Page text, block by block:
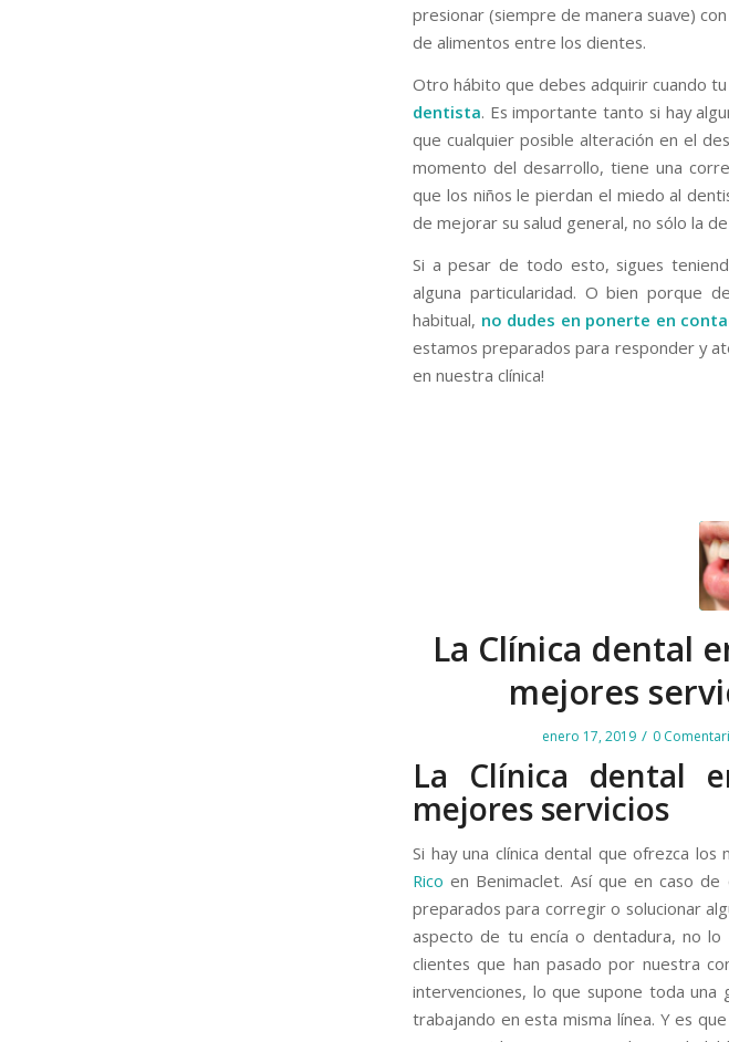
presionar (siempre de manera suave)
de alimentos entre los dientes.
Otro hábito que debes adquirir cuando
dentista. Es importante tanto si hay
que cualquier posible alteración en el
momento del desarrollo, tiene una
que los niños le pierdan el miedo al
de mejorar su salud general, no sólo la
Si a pesar de todo esto, sigues
alguna particularidad. O bien porque
habitual, no dudes en ponerte en
estamos preparados para responder y
en nuestra clínica!
La Clínica dental
mejores
enero 17, 2019 / 0
La Clínica dental
mejores servicios
Si hay una clínica dental que ofrezca los
Rico en Benimaclet. Así que en caso
preparados para corregir o solucionar
aspecto de tu encía o dentadura, no
clientes que han pasado por nuestra
intervenciones, lo que supone toda una
trabajando en esta misma línea. Y es